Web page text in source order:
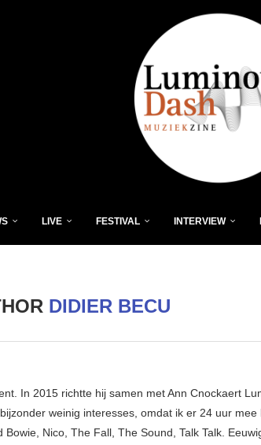
LIVE FESTIVAL INTERVIEW
DIDIER BECU
In 2015 richtte hij samen met Ann Cnockaert
weinig interesses, omdat ik er 24 uur mee
Bowie, Nico, The Fall, The Sound, Talk Talk.